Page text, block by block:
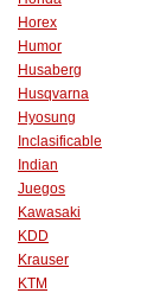
Horex
Humor
Husaberg
Husqvarna
Hyosung
Inclasificable
Indian
Juegos
Kawasaki
KDD
Krauser
KTM